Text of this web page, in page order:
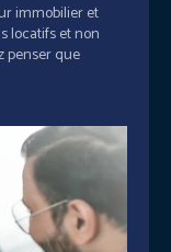
immobilier et
locatifs et non
penser que